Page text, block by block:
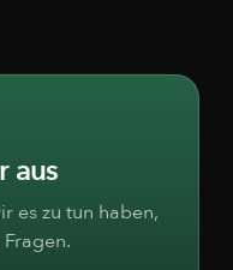
aus
es zu tun haben,